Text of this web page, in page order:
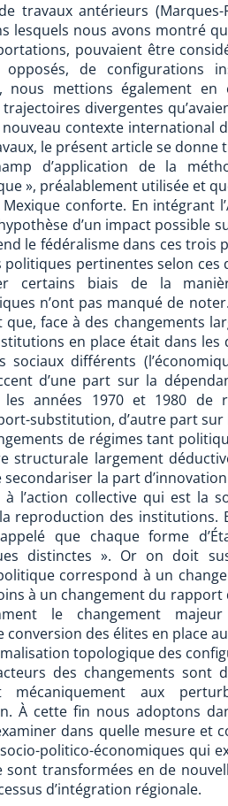
travaux antérieurs
lesquels nous avons montré
pouvaient être
de configurations
nous mettions également en
divergentes
contexte international
le présent article se donne
d’application de la
», préalablement utilisée et
conforte. En intégrant
d’un impact possible
le fédéralisme dans ces trois
pertinentes selon ces
certains biais de la
n’ont pas manqué de
face à des changements
en place était dans les
sociaux différents
d’une part sur la
années 1970 et 1980 de
substitution, d’autre part
de régimes tant
structurale largement
la part
l’action collective qui est la
reproduction des institutions.
que chaque forme
distinctes ». Or on doit
correspond à un
à un changement du rapport
le changement
des élites en place
topologique des
des changements sont
aux
À cette fin nous adoptons
dans quelle mesure et
politico-économiques qui
transformées en de
d’intégration régionale.